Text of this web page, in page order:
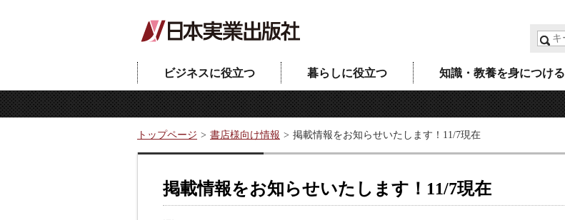
ビジネスに役立つ 暮らしに役立つ 知識・教養を身につける
トップページ 書店様向け情報 掲載情報をお知らせいたします！11/7現在
掲載情報をお知らせいたします！11/7現在